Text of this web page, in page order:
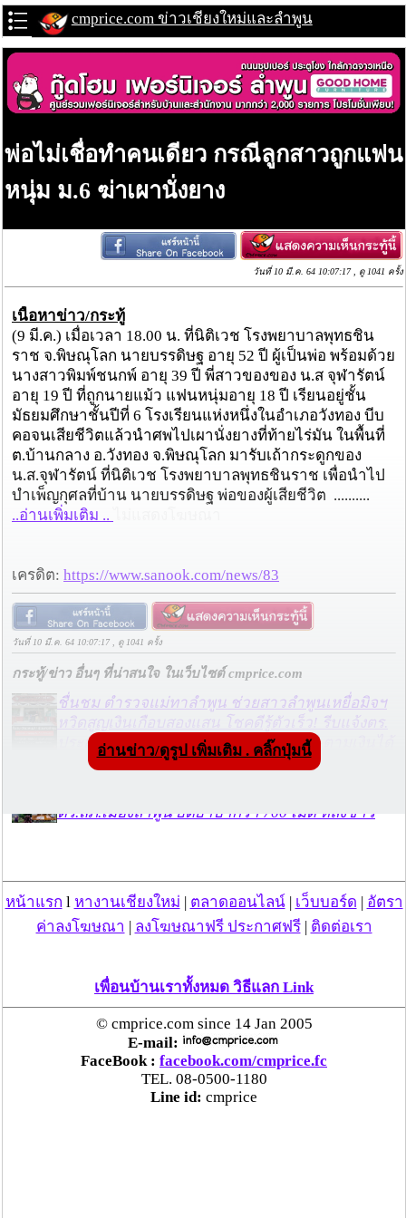
cmprice.com ข่าวเชียงใหม่และลำพูน
พ่อไม่เชื่อทำคนเดียว กรณีลูกสาวถูกแฟน
หนุ่ม ม.6 ฆ่าเผานั่งยาง
วันที่ 10 มี.ค. 64 10:07:17 , ดู 1041 ครั้ง
เนื้อหาข่าว/กระทู้
(9 มี.ค.) เมื่อเวลา 18.00 น. ที่นิติเวช โรงพยาบาลพุทธชิน
ราช จ.พิษณุโลก นายบรรดิษฐ อายุ 52 ปี ผู้เป็นพ่อ พร้อมด้วย
นางสาวพิมพ์ชนกพ์ อายุ 39 ปี พี่สาวของของ น.ส จุฬารัตน์
อายุ 19 ปี ที่ถูกนายแม้ว แฟนหนุ่มอายุ 18 ปี เรียนอยู่ชั้น
มัธยมศึกษาชั้นปีที่ 6 โรงเรียนแห่งหนึ่งในอำเภอวังทอง บีบ
คอจนเสียชีวิตแล้วนำศพไปเผานั่งยางที่ท้ายไร่มัน ในพื้นที่
ต.บ้านกลาง อ.วังทอง จ.พิษณุโลก มารับเถ้ากระดูกของ
น.ส.จุฬารัตน์ ที่นิติเวช โรงพยาบาลพุทธชินราช เพื่อนำไป
บำเพ็ญกุศลที่บ้าน นายบรรดิษฐ พ่อของผู้เสียชีวิต ..........
..อ่านเพิ่มเติม ..
เครดิต: https://www.sanook.com/news/83
วันที่ 10 มี.ค. 64 10:07:17 , ดู 1041 ครั้ง
กระทู้/ข่าว อื่นๆ ที่น่าสนใจ ในเว็บไซต์ cmprice.com
ชื่นชม ตำรวจแม่ทาลำพูน ช่วยสาวลำพูนเหยื่อมิจฯ
หวิดสูญเงินเกือบสองแสน โชคดีรู้ตัวเร็ว! รีบแจ้งตร.
ประสาน สตช.สายด่วน 1441 อายัดบัญชี-ตามเงินได้
ตร.สภ.เมืองลำพูน ยึดยาบ้ากว่า 700 เม็ด หลังชาว
แม่สะเรียง ลุยตรวจ “สกุชชี่“ ของเล่นอันตราย พบไร้
มาตรฐานเสี่ยงอันตราย สั่งห้ามขาย-เตือนภัยผู้
“ลาว” ส่ง “24 คนไทย” กลับประเทศผ่านด่าน
เชียงของ เพื่อดำเนินการตามกฎหมาย พบส่วนใหญ่มี
เอี่ยวแก๊งคอลเซ็นเตอร์
“ตรีนุช” เปิดตัวระบบ “e-WorkPermit” ลงทะเบียน
แรงงานต่างด้าวออนไลน์ ให้บริการ 24 ชั่วโมงทั่ว
อ่านข่าว/ดูรูป เพิ่มเติม . คลิ๊กปุ่มนี้
หน้าแรก l หางานเชียงใหม่ ตลาดออนไลน์| เว็บบอร์ด
อัตรา
ค่าลงโฆษณา
ลงโฆษณาฟรี ประกาศฟรี| ติดต่อเรา
เพื่อนบ้านเราทั้งหมด วิธีแลก Link
© cmprice.com since 14 Jan 2005
E-mail:
FaceBook : facebook.com/cmprice.fc
TEL. 08-0500-1180
Line id: cmprice